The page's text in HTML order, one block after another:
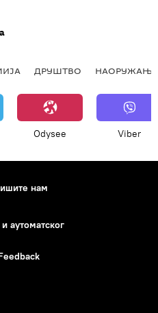
ДРУШТВО НАОРУЖАЊЕ
Odysee Viber
нам
аутоматског